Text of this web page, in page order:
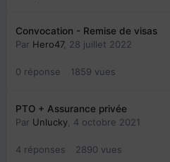
Convocation - Remise de visas
Par Hero47, 28 juillet 2022
0 réponse 1859 vues
PTO + Assurance privée
Par Unlucky 4 octobre 2021
4 réponses 2890 vues